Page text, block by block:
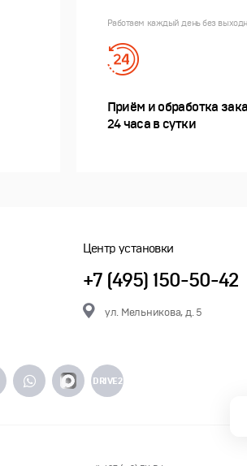
Работаем каждый день без
Приём и обработка
24 часа в сутки
Центр установки
+7 (495) 150-50-42
ул. Мельникова, д. 5
DRIVE2